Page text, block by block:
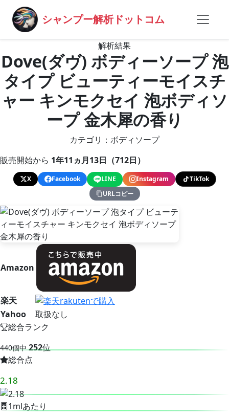
シャンプー解析ドットコム
解析結果
Dove(ダヴ) ボディーソープ 泡
タイプ ビューティーモイスチ
ャー キンモクセイ 泡ボディソ
ープ 金木犀の香り
カテゴリ：ボディソープ
販売開始から 1年11ヵ月13日（712日）
X Facebook LINE Instagram
TikTok
URLコピー
Amazon
楽天
Yahoo
取扱なし
総合ランク
440個中 252位
総合点
2.18
1mlあたり